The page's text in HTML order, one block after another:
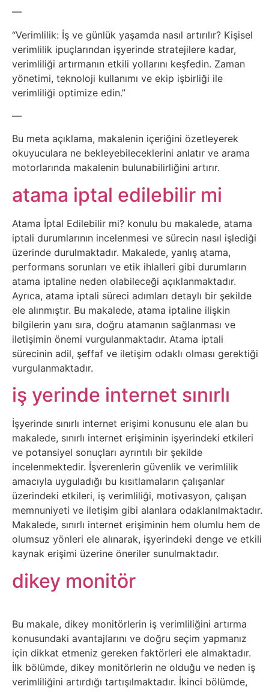
Download
E-
Devlet
Elektronik
Cihazlar
Facebook
Felsefe
Finans
Genel
Gezi
Gizem
Grafik
&
Tasarım
Güvenlik
Haber
Hayvanlar
Hukuk
İnstagram
—
“Verimlilik: İş ve günlük yaşamda nasıl artırılır? Kişisel
verimlilik ipuçlarından işyerinde stratejilere kadar,
verimliliği artırmanın etkili yollarını keşfedin. Zaman
yönetimi, teknoloji kullanımı ve ekip işbirliği ile
verimliliği optimize edin.”
—
Bu meta açıklama, makalenin içeriğini özetleyerek
okuyuculara ne bekleyebileceklerini anlatır ve arama
motorlarında makalenin bulunabilirliğini artırır.
atama iptal edilebilir mi
Atama İptal Edilebilir mi? konulu bu makalede, atama
iptali durumlarının incelenmesi ve sürecin nasıl işlediği
üzerinde durulmaktadır. Makalede, yanlış atama,
performans sorunları ve etik ihlalleri gibi durumların
atama iptaline neden olabileceği açıklanmaktadır.
Ayrıca, atama iptali süreci adımları detaylı bir şekilde
ele alınmıştır. Bu makalede, atama iptaline ilişkin
bilgilerin yanı sıra, doğru atamanın sağlanması ve
iletişimin önemi vurgulanmaktadır. Atama iptali
sürecinin adil, şeffaf ve iletişim odaklı olması gerektiği
vurgulanmaktadır.
iş yerinde internet sınırlı
İşyerinde sınırlı internet erişimi konusunu ele alan bu
makalede, sınırlı internet erişiminin işyerindeki etkileri
ve potansiyel sonuçları ayrıntılı bir şekilde
incelenmektedir. İşverenlerin güvenlik ve verimlilik
amacıyla uyguladığı bu kısıtlamaların çalışanlar
üzerindeki etkileri, iş verimliliği, motivasyon, çalışan
memnuniyeti ve iletişim gibi alanlara odaklanılmaktadır.
Makalede, sınırlı internet erişiminin hem olumlu hem de
olumsuz yönleri ele alınarak, işyerindeki denge ve etkili
kaynak erişimi üzerine öneriler sunulmaktadır.
dikey monitör
Bu makale, dikey monitörlerin iş verimliliğini artırma
konusundaki avantajlarını ve doğru seçim yapmanız
için dikkat etmeniz gereken faktörleri ele almaktadır.
İlk bölümde, dikey monitörlerin ne olduğu ve neden iş
verimliliğini artırdığı tartışılmaktadır. İkinci bölümde,